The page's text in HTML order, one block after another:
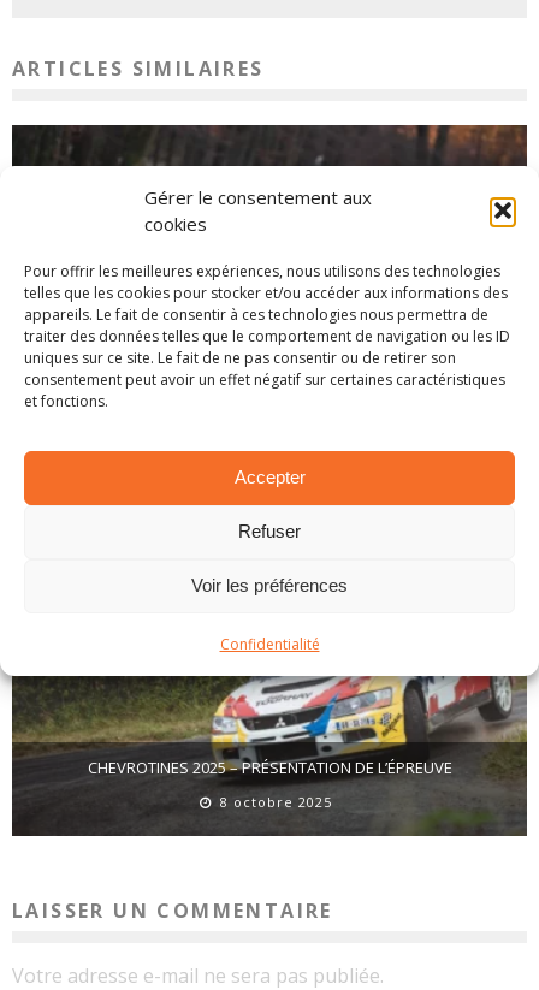
Gérer le consentement aux
cookies
Pour offrir les meilleures expériences, nous utilisons des technologies
telles que les cookies pour stocker et/ou accéder aux informations des
appareils. Le fait de consentir à ces technologies nous permettra de
traiter des données telles que le comportement de navigation ou les ID
uniques sur ce site. Le fait de ne pas consentir ou de retirer son
consentement peut avoir un effet négatif sur certaines caractéristiques
et fonctions.
Accepter
Refuser
Voir les préférences
Confidentialité
ARTICLES SIMILAIRES
CHEVROTINES 2025 – PRÉSENTATION DE L’ÉPREUVE
8 octobre 2025
LAISSER UN COMMENTAIRE
Votre adresse e-mail ne sera pas publiée.